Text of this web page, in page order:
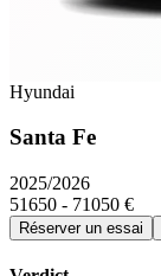
Hyundai
Santa Fe
2025/2026
51650 - 71050 €
Réserver un essai